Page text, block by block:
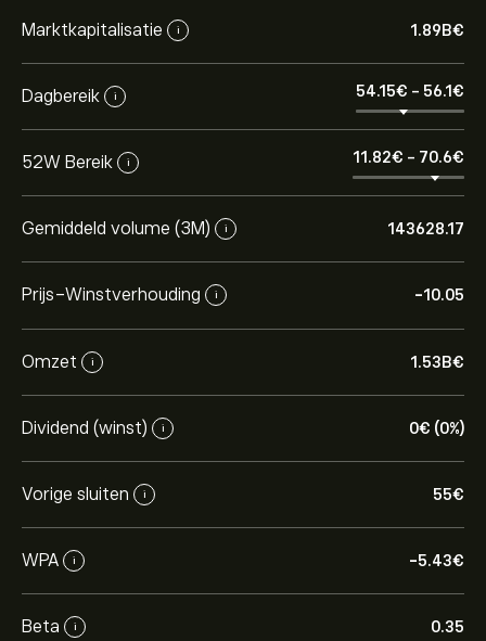
Marktkapitalisatie i 1.89B‎€‎
Dagbereik i 54.15‎€‎ - 56.1‎€‎
52W Bereik i 11.82‎€‎ - 70.6‎€‎
Gemiddeld volume (3M) i 143628.17
Prijs-Winstverhouding i -10.05
Omzet i 1.53B‎€‎
Dividend (winst) i 0‎€‎ (0%)
Vorige sluiten i 55‎€‎
WPA i -5.43‎€‎
Beta i 0.35